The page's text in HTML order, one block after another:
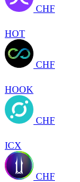
CHF
HOT
CHF
HOOK
CHF
ICX
CHF